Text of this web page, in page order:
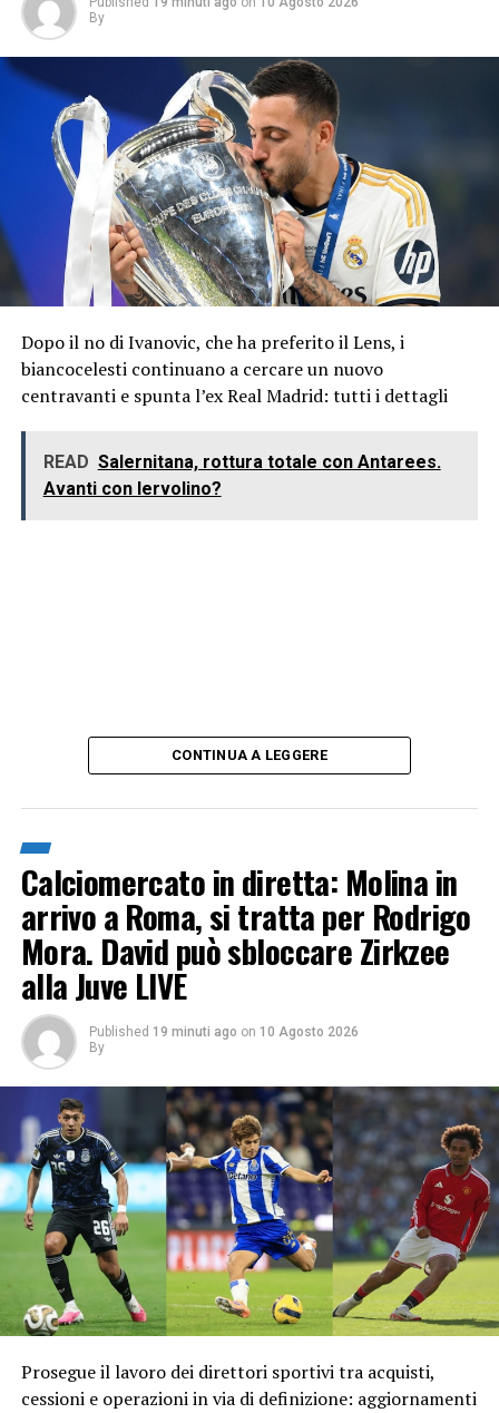
By
Dopo il no di Ivanovic, che ha preferito il Lens, i
biancocelesti continuano a cercare un nuovo
centravanti e spunta l’ex Real Madrid: tutti i dettagli
READ Salernitana, rottura totale con Antarees.
Avanti con Iervolino?
CONTINUA A LEGGERE
Calciomercato in diretta: Molina in
arrivo a Roma, si tratta per Rodrigo
Mora. David può sbloccare Zirkzee
alla Juve LIVE
Published 19 minuti ago on 10 Agosto 2026
By
Prosegue il lavoro dei direttori sportivi tra acquisti,
cessioni e operazioni in via di definizione: aggiornamenti